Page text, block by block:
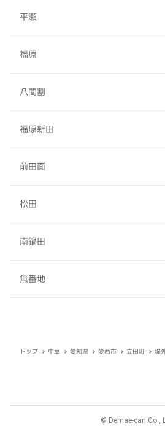
平瀬
福原
八間割
福原新田
前田面
松田
南鍋田
無番地
トップ 中華 愛知県 愛西市 立田町 堤
© Demae-can Co.,